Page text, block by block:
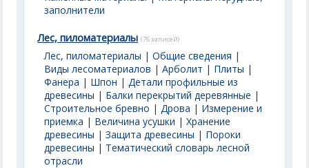
заполнители
Лес, пиломатериалы (76 записей)
Лес, пиломатериалы | Общие сведения |
Виды лесоматериалов |Арболит | Плиты |
Фанера | Шпон |Детали профильные из
древесины | Балки перекрытий деревянные |
Строительное бревно |Дрова | Измерение и
приемка | Величина усушки |Хранение
древесины |Защита древесины | Пороки
древесины | Тематический словарь лесной
отрасли